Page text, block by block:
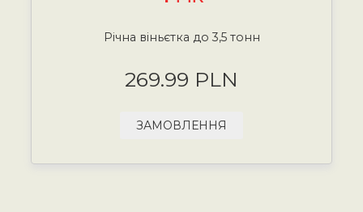
Річна віньєтка до 3,5 тонн
269.99 PLN
ЗАМОВЛЕННЯ